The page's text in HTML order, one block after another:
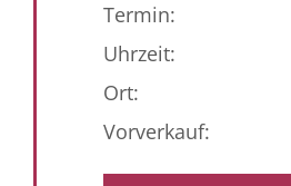
Termin:
Uhrzeit:
Ort:
Vorverkauf: